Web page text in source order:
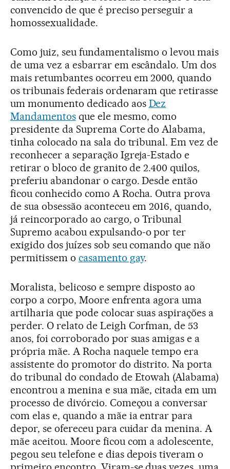
convencido de que é preciso perseguir a
homossexualidade.
Como juiz, seu fundamentalismo o levou mais
de uma vez a esbarrar em escândalo. Um dos
mais retumbantes ocorreu em 2000, quando
os tribunais federais ordenaram que retirasse
um monumento dedicado aos Dez
Mandamentosque ele mesmo, como
presidente da Suprema Corte do Alabama,
tinha colocado na sala do tribunal. Em vez de
reconhecer a separação Igreja-Estado e
retirar o bloco de granito de 2.400 quilos,
preferiu abandonar o cargo. Desde então
ficou conhecido como A Rocha. Outra prova
de sua obsessão aconteceu em 2016, quando,
já reincorporado ao cargo, o Tribunal
Supremo acabou expulsando-o por ter
exigido dos juízes sob seu comando que não
permitissem o casamento gay.
Moralista, belicoso e sempre disposto ao
corpo a corpo, Moore enfrenta agora uma
artilharia que pode colocar suas aspirações a
perder. O relato de Leigh Corfman, de 53
anos, foi corroborado por suas amigas e a
própria mãe. A Rocha naquele tempo era
assistente do promotor do distrito. Na porta
do tribunal do condado de Etowah (Alabama)
encontrou a menina e sua mãe, citada em um
processo de divórcio. Começou a conversar
com elas e, quando a mãe ia entrar para
depor, se ofereceu para cuidar da menina. A
mãe aceitou. Moore ficou com a adolescente,
pegou seu telefone e dias depois tiveram o